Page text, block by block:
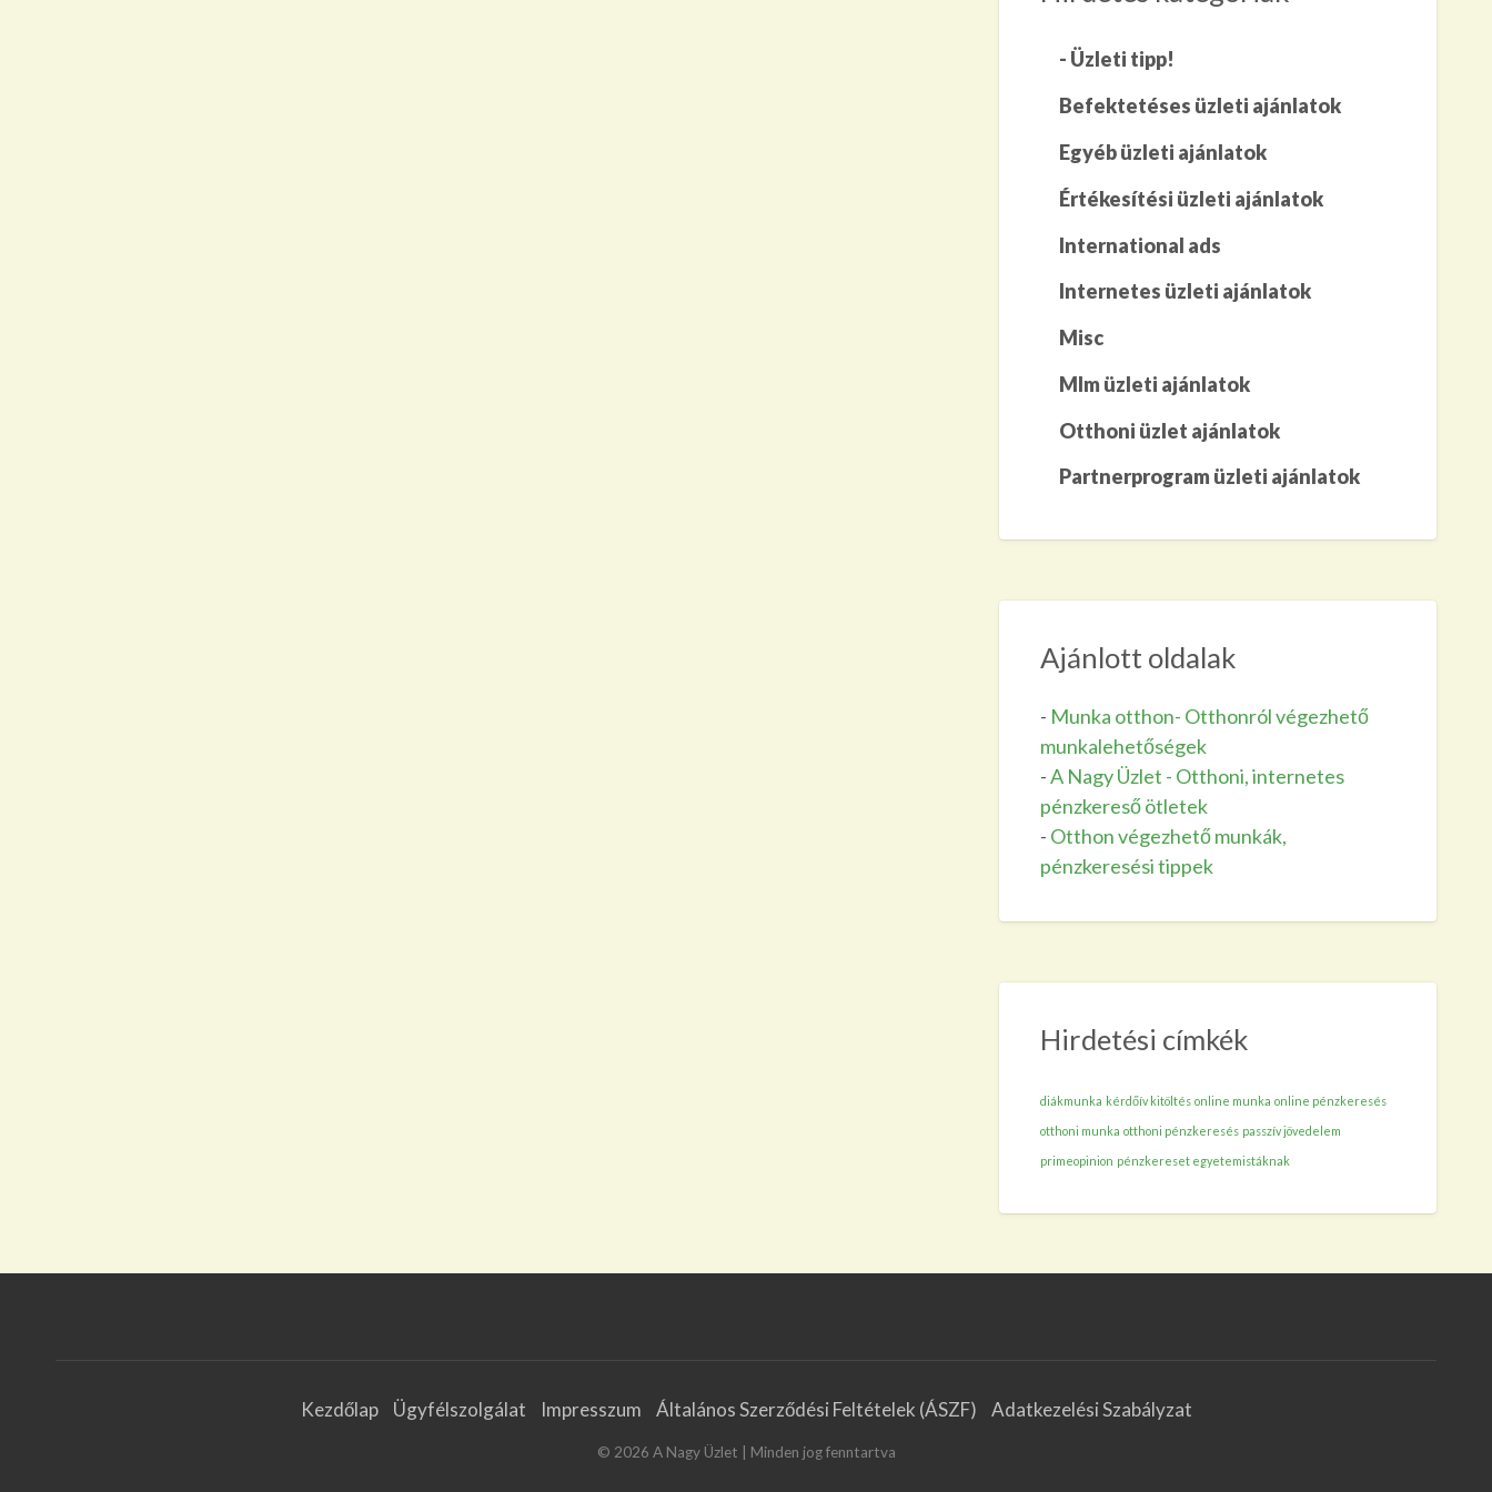
- Üzleti tipp!
Befektetéses üzleti ajánlatok
Egyéb üzleti ajánlatok
Értékesítési üzleti ajánlatok
International ads
Internetes üzleti ajánlatok
Misc
Mlm üzleti ajánlatok
Otthoni üzlet ajánlatok
Partnerprogram üzleti ajánlatok
Ajánlott oldalak
- Munka otthon- Otthonról végezhető
munkalehetőségek
-A Nagy Üzlet - Otthoni, internetes
pénzkereső ötletek
- Otthon végezhető munkák,
pénzkeresési tippek
Hirdetési címkék
diákmunka kérdőív kitöltés online munka online pénzkeresés
otthoni munka otthoni pénzkeresés passzív jövedelem
primeopinion pénzkereset egyetemistáknak
Kezdőlap Ügyfélszolgálat Impresszum Általános Szerződési Feltételek (ÁSZF) Adatkezelési Szabályzat
© 2026 A Nagy Üzlet | Minden jog fenntartva